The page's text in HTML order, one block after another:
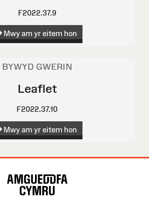
F2022.37.9
Mwy am yr eitem hon
BYWYD GWERIN
Leaflet
F2022.37.10
Mwy am yr eitem hon